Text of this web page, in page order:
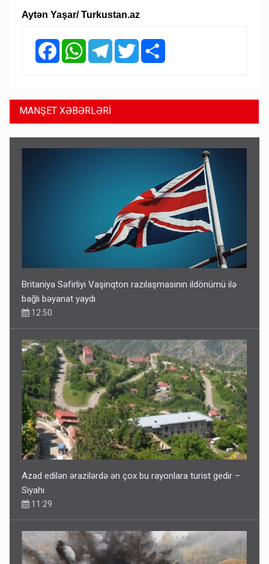
Aytən Yaşar/ Turkustan.az
FacebookWhatsAppTelegramTwitter
MANŞET XƏBƏRLƏRİ
Britaniya Səfirliyi Vaşinqton razılaşmasının ildönümü ilə
bağlı bəyanat yaydı
12:50
Azad edilən ərazilərdə ən çox bu rayonlara turist gedir –
Siyahı
11:29